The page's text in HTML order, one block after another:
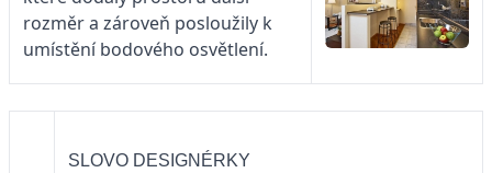
rozměr a zároveň posloužily k
umístění bodového osvětlení.
SLOVO DESIGNÉRKY